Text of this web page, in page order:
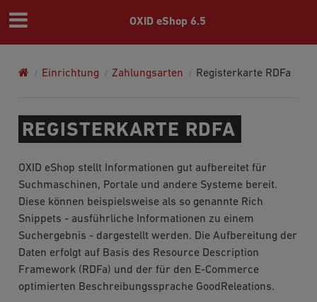
OXID eShop 6.5
Einrichtung Zahlungsarten Registerkarte RDFa
REGISTERKARTE RDFA
OXID eShop stellt Informationen gut aufbereitet für
Suchmaschinen, Portale und andere Systeme bereit.
Diese können beispielsweise als so genannte Rich
Snippets - ausführliche Informationen zu einem
Suchergebnis - dargestellt werden. Die Aufbereitung der
Daten erfolgt auf Basis des Resource Description
Framework (RDFa) und der für den E-Commerce
optimierten Beschreibungssprache GoodReleations.